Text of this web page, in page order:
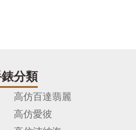
分類
高仿百達翡麗
高仿愛彼